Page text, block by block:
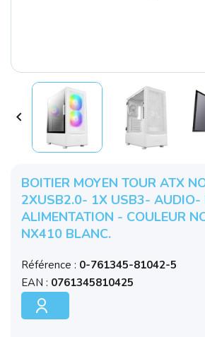

BOITIER MOYEN TOUR ATX
2XUSB2.0- 1X USB3- AUDIO-
ALIMENTATION - COULEUR
NX410 BLANC.
Référence : 0-761345-81042-5
EAN : 0761345810425